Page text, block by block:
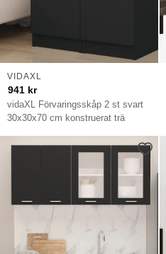
vidaXL Förvaringsskåp 2 st svart
30x30x70 cm konstruerat trä
VIDAXL
941 kr